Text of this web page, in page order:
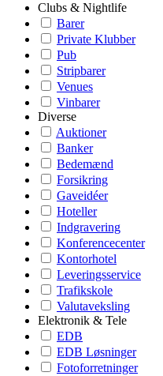
Clubs & Nightlife
Barer
Private Klubber
Pub
Stripbarer
Venues
Vinbarer
Diverse
Auktioner
Banker
Bedemænd
Forsikring
Gaveidéer
Hoteller
Indgravering
Konferencecenter
Kontorhotel
Leveringsservice
Trafikskole
Valutaveksling
Elektronik & Tele
EDB
EDB Løsninger
Fotoforretninger